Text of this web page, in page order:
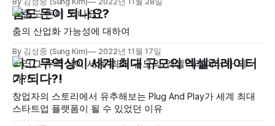
춤도 돈이 되나요?
춤의 산업화 가능성에 대하여
By 김성중 (Sung Kim) 2022년 11월 17일
러그 무역상이 세계 최대 규모의 엑셀러레이터
가 되다?!
창업자의 스토리에서 유추해보는 Plug And Play가 세계 최대
스타트업 플랫폼이 될 수 있었던 이유